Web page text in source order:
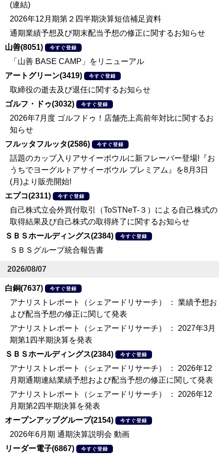
(連結)
2026年12月期第２四半期決算短信補足資料
通期業績予想及び期末配当予想の修正に関するお知らせ
山善(8051)
今すぐ登録
「山善 BASE CAMP」をリニューアル
アートグリーン(3419)
今すぐ登録
取締役の逝去及び退任に関するお知らせ
ゴルフ・ドゥ(3032)
今すぐ登録
2026年7月度 ゴルフドゥ！店舗売上高前年対比に関するお
知らせ
フルッタフルッタ(2586)
今すぐ登録
話題のカップ入りアサイーボウルに新フレーバー登場!『お
うちでヨーグルトアサイーボウル プレミアム』を8月3日
(月)より販売開始!
エプコ(2311)
今すぐ登録
自己株式立会外買付取引（ToSTNeT-３）による自己株式の
取得結果及び自己株式の取得終了に関するお知らせ
ＳＢＳホールディングス(2384)
今すぐ登録
ＳＢＳグループ統合報告書
2026/08/07
白銅(7637) 今すぐ登録
アナリストレポート（シェアードリサーチ） ： 業績予想お
よび配当予想の修正に関して発表
アナリストレポート（シェアードリサーチ） ： 2027年3月
期第1四半期決算を発表
ＳＢＳホールディングス(2384)
今すぐ登録
アナリストレポート（シェアードリサーチ） ： 2026年12
月期通期連結業績予想および配当予想の修正に関して発表
アナリストレポート（シェアードリサーチ） ： 2026年12
月期第2四半期決算を発表
オープンアップグループ(2154)
今すぐ登録
2026年6月期 通期決算説明会 動画
リーダー電子(6867)
今すぐ登録